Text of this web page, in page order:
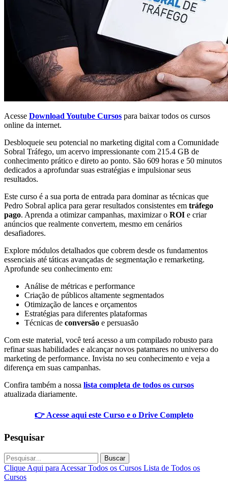
Acesse Download Youtube Cursos para baixar todos os cursos
online da internet.
Desbloqueie seu potencial no marketing digital com a Comunidade
Sobral Tráfego, um acervo impressionante com 215.4 GB de
conhecimento prático e direto ao ponto. São 609 horas e 50 minutos
dedicados a aprofundar suas estratégias e impulsionar seus
resultados.
Este curso é a sua porta de entrada para dominar as técnicas que
Pedro Sobral aplica para gerar resultados consistentes em tráfego
pago. Aprenda a otimizar campanhas, maximizar o ROI e criar
anúncios que realmente convertem, mesmo em cenários
desafiadores.
Explore módulos detalhados que cobrem desde os fundamentos
essenciais até táticas avançadas de segmentação e remarketing.
Aprofunde seu conhecimento em:
Análise de métricas e performance
Criação de públicos altamente segmentados
Otimização de lances e orçamentos
Estratégias para diferentes plataformas
Técnicas de conversão e persuasão
Com este material, você terá acesso a um compilado robusto para
refinar suas habilidades e alcançar novos patamares no universo do
marketing de performance. Invista no seu conhecimento e veja a
diferença em suas campanhas.
Confira também a nossa lista completa de todos os cursos
atualizada diariamente.
👉 Acesse aqui este Curso e o Drive Completo
Pesquisar
Buscar
Clique Aqui para Acessar Todos os Cursos Lista de Todos os
Cursos